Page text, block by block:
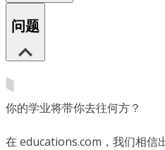
问题
你的学业将带你去往何方？
在 educations.com，我们相信